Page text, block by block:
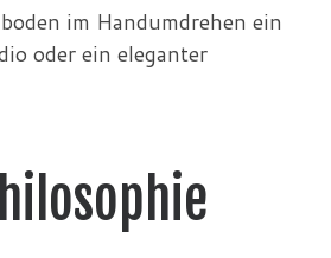
im Handumdrehen ein
oder ein eleganter